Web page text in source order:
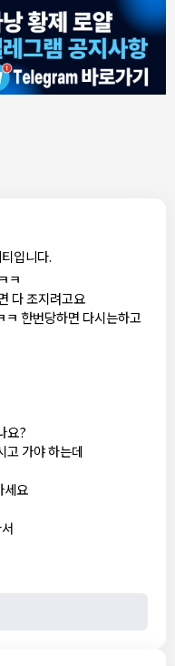
입니다.
알려줌
가능한가요?
ㅋ
다 조지려고요
ㅋ 한번당하면 다시는하고
요?
고 가야 하는데
세요